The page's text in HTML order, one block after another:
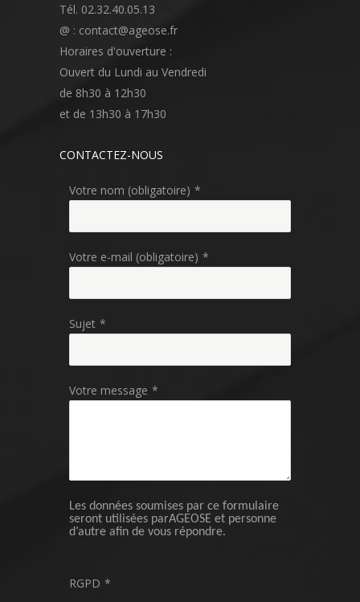
Tél. 02.32.40.05.13
@ : contact@ageose.fr
Horaires d'ouverture :
Ouvert du Lundi au Vendredi
de 8h30 à 12h30
et de 13h30 à 17h30
CONTACTEZ-NOUS
Votre nom (obligatoire) *
Votre e-mail (obligatoire) *
Sujet *
Votre message *
Les données soumises par ce formulaire
seront utilisées parAGEOSE et personne
d’autre afin de vous répondre.
RGPD *